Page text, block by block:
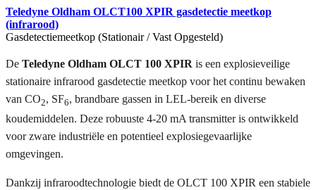
Teledyne Oldham OLCT100 XPIR gasdetectie meetkop
(infrarood)
Gasdetectiemeetkop (Stationair / Vast Opgesteld)
De Teledyne Oldham OLCT 100 XPIR is een explosieveilige
stationaire infrarood gasdetectie meetkop voor het continu bewaken
van CO2, SF6, brandbare gassen in LEL-bereik en diverse
koudemiddelen. Deze robuuste 4-20 mA transmitter is ontwikkeld
voor zware industriële en potentieel explosiegevaarlijke
omgevingen.
Dankzij infraroodtechnologie biedt de OLCT 100 XPIR een stabiele